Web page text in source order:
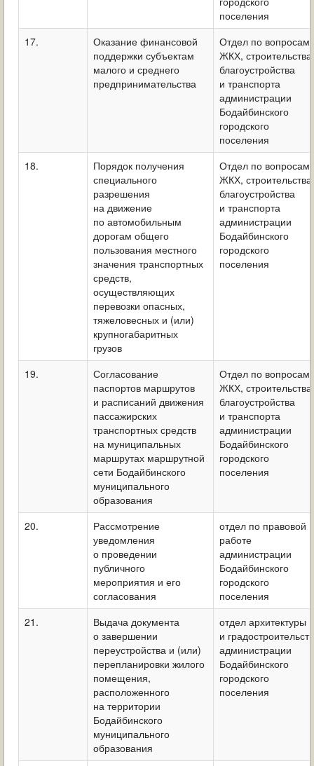
поселения
17.
Оказание финансовой
поддержки субъектам
малого и среднего
предпринимательства
Отдел по вопросам
ЖКХ, строительства,
благоустройства
и транспорта
администрации
Бодайбинского
городского
поселения
18.
Порядок получения
специального
разрешения
на движение
по автомобильным
дорогам общего
пользования местного
значения транспортных
средств,
осуществляющих
перевозки опасных,
тяжеловесных и (или)
крупногабаритных
грузов
Отдел по вопросам
ЖКХ, строительства,
благоустройства
и транспорта
администрации
Бодайбинского
городского
поселения
19.
Согласование
паспортов маршрутов
и расписаний движения
пассажирских
транспортных средств
на муниципальных
маршрутах маршрутной
сети Бодайбинского
муниципального
образования
Отдел по вопросам
ЖКХ, строительства,
благоустройства
и транспорта
администрации
Бодайбинского
городского
поселения
20.
Рассмотрение
уведомления
о проведении
публичного
мероприятия и его
согласования
отдел по правовой
работе
администрации
Бодайбинского
городского
поселения
21.
Выдача документа
о завершении
переустройства и (или)
перепланировки жилого
помещения,
расположенного
на территории
Бодайбинского
муниципального
образования
отдел архитектуры
и
администрации
Бодайбинского
городского
поселения